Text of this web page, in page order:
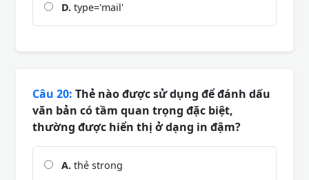
D. type='mail'
Câu 20: Thẻ nào được sử dụng để đánh dấu
văn bản có tầm quan trọng đặc biệt,
thường được hiển thị ở dạng in đậm?
A. thẻ strong